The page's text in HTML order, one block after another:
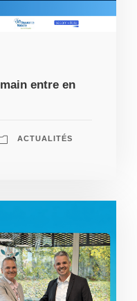
entre en
ACTUALITÉS